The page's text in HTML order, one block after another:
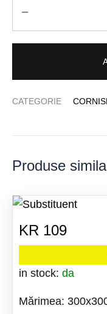
CATEGORIE
Produse
KR 109
in stock: da
Mărimea: